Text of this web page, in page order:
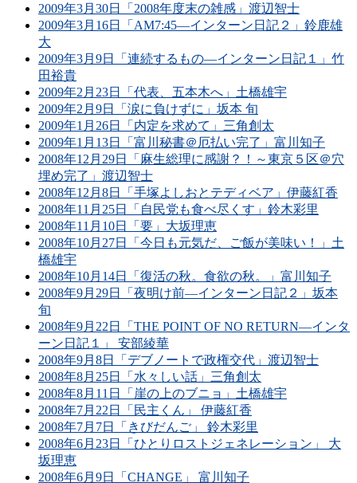
2009年3月30日「2008年度末の雑感」渡辺智士
2009年3月16日「AM7:45―インターン日記２」鈴鹿雄
大
2009年3月9日「連続するもの―インターン日記１」竹
田裕貴
2009年2月23日「代表、五本木へ」土橋雄宇
2009年2月9日「涙に負けずに」坂本 旬
2009年1月26日「内定を求めて」三角創太
2009年1月13日「富川秘書＠厄払い完了」富川知子
2008年12月29日「麻生総理に感謝？！～東京５区＠穴
埋め完了」渡辺智士
2008年12月8日「手塚よしおとテディベア」伊藤紅香
2008年11月25日「自民党も食べ尽くす」鈴木彩里
2008年11月10日「要」大坂理恵
2008年10月27日「今日も元気だ、ご飯が美味い！」土
橋雄宇
2008年10月14日「復活の秋。食欲の秋。」富川知子
2008年9月29日「夜明け前―インターン日記２」坂本
旬
2008年9月22日「THE POINT OF NO RETURN―インタ
ーン日記１」 安部綾華
2008年9月8日「デブノートで政権交代」渡辺智士
2008年8月25日「水々しい話」三角創太
2008年8月11日「崖の上のブニョ」土橋雄宇
2008年7月22日「民主くん」 伊藤紅香
2008年7月7日「きびだんご」 鈴木彩里
2008年6月23日「ひとりロストジェネレーション」 大
坂理恵
2008年6月9日「CHANGE」 富川知子